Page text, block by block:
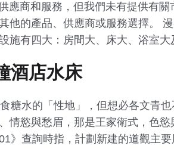
應商和服務，但我們未有提供有
他的產品、供應商或服務選擇。
施有四大：房間大、床大、浴室大
酒店水床
糖水的「性地」，但想必各文青
情慾與愁眉，那是王家衛式，色
》查詢時指，計劃新建的道觀主